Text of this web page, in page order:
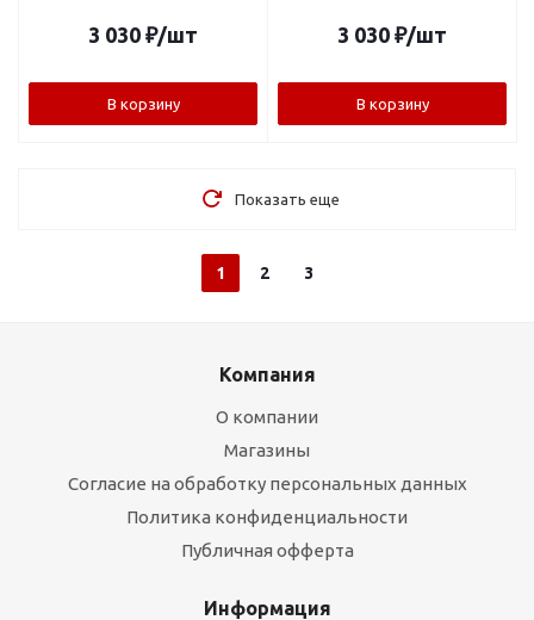
3 030 ₽/шт
В корзину
3 030 ₽/шт
В корзину
Показать еще
1 2 3
Компания
О компании
Магазины
Согласие на обработку персональных данных
Политика конфиденциальности
Публичная офферта
Информация